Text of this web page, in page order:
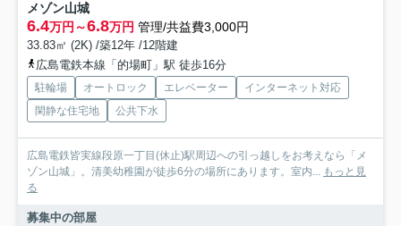
メゾン山城
6.4万円～6.8万円 管理/共益費3,000円
33.83㎡ (2K) /築12年 /12階建
広島電鉄本線「的場町」駅 徒歩16分
駐輪場 オートロック エレベーター
インターネット対応
閑静な住宅地
公共下水
広島電鉄皆実線段原一丁目(休止)駅周辺への引っ越しをお考えなら「メ
ゾン山城」。清美幼稚園が徒歩6分の場所にあります。室内... もっと見
る
募集中の部屋